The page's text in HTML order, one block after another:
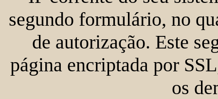
segundo formulário, no
de autorização. Este
página encriptada por
os